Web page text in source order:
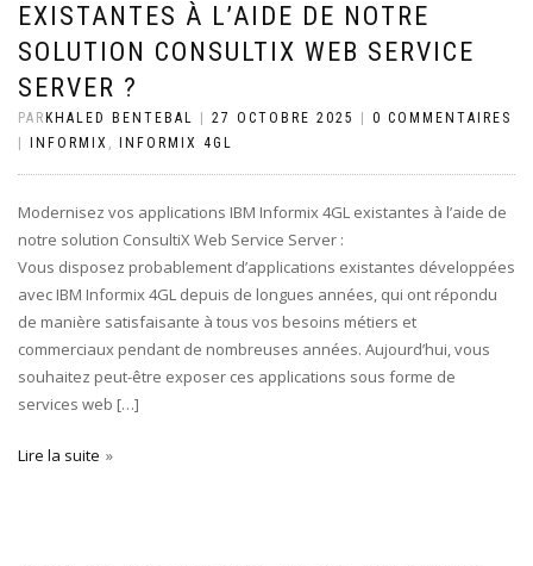
EXISTANTES À L’AIDE DE NOTRE
SOLUTION CONSULTIX WEB SERVICE
SERVER ?
PAR KHALED BENTEBAL 27 OCTOBRE 2025
0 COMMENTAIRES
INFORMIX , INFORMIX 4GL
Modernisez vos applications IBM Informix 4GL existantes à l’aide de
notre solution ConsultiX Web Service Server :
Vous disposez probablement d’applications existantes développées
avec IBM Informix 4GL depuis de longues années, qui ont répondu
de manière satisfaisante à tous vos besoins métiers et
commerciaux pendant de nombreuses années. Aujourd’hui, vous
souhaitez peut-être exposer ces applications sous forme de
services web […]
Lire la suite